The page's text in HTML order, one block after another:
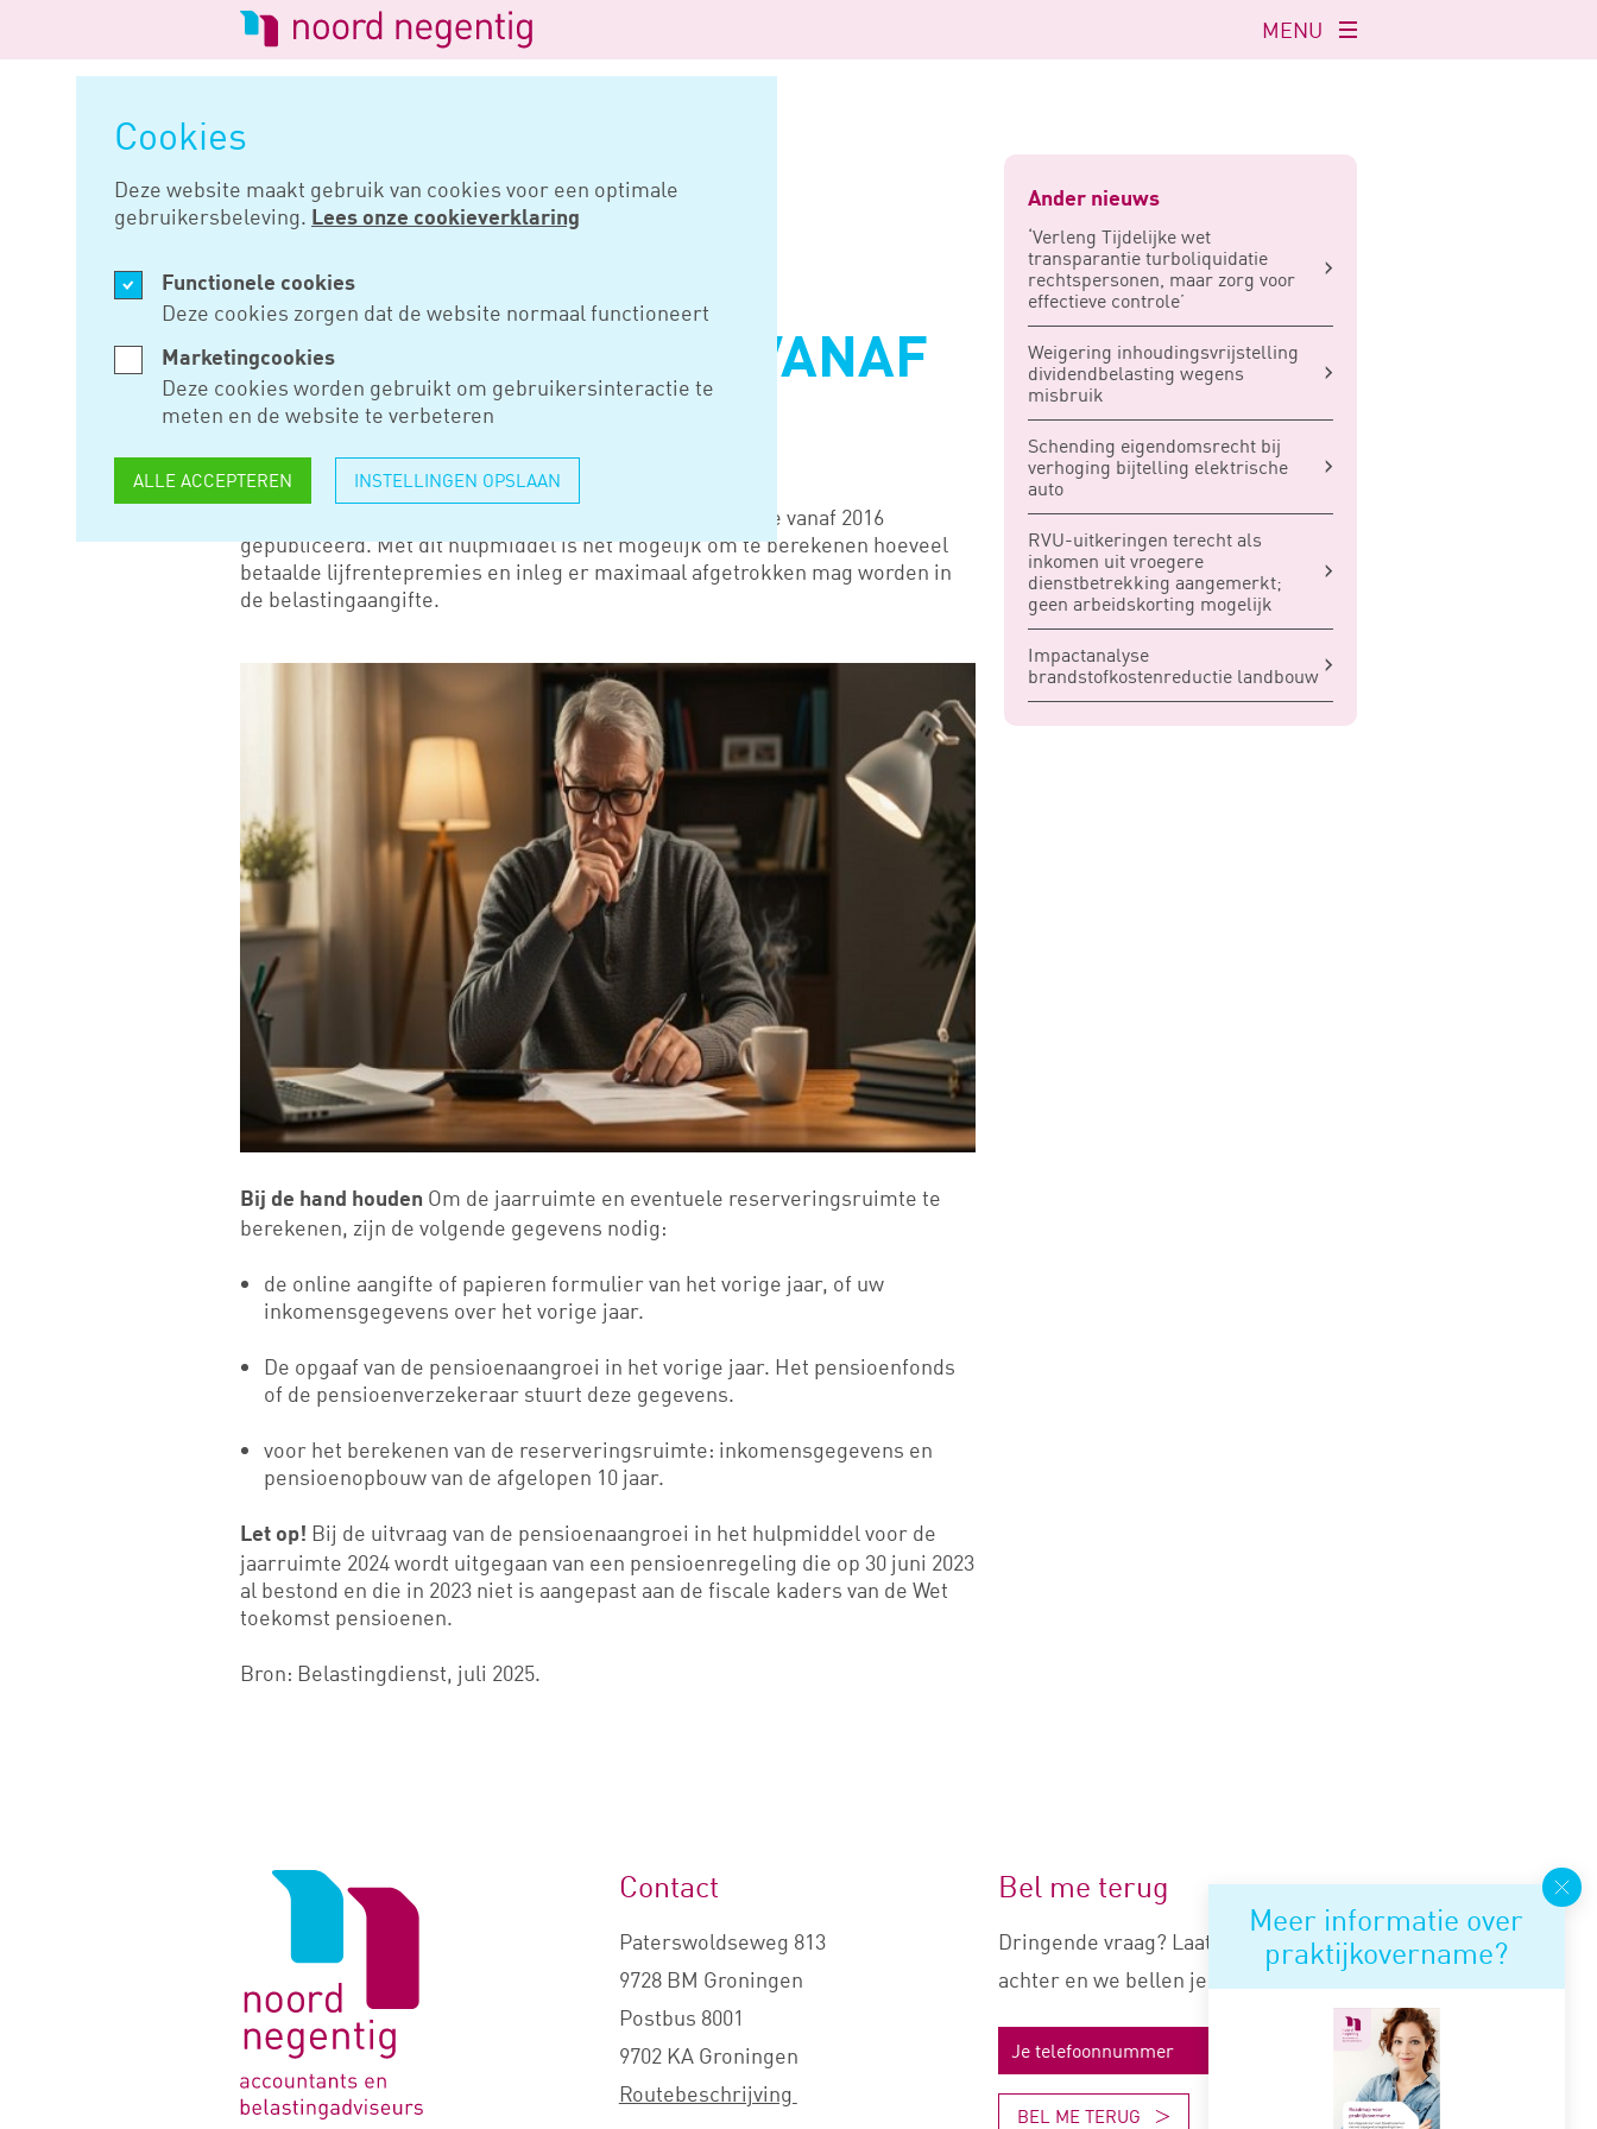
Cookies
Deze website maakt gebruik van cookies voor een optimale
gebruikersbeleving. Lees onze cookieverklaring
Functionele cookies
Deze cookies zorgen dat de website normaal functioneert
Marketingcookies
Deze cookies worden gebruikt om gebruikersinteractie te
meten en de website te verbeteren
ALLE ACCEPTEREN INSTELLINGEN OPSLAAN
Logo
van
Noord
Negentig
Navigatie
openen
MENU
JUL 23, 2025
HULPMIDDEL
LIJFRENTEPREMIE VANAF
2016
De Belastingdienst heeft een Hulpmiddel lijfrentepremie vanaf 2016
gepubliceerd. Met dit hulpmiddel is het mogelijk om te berekenen hoeveel
betaalde lijfrentepremies en inleg er maximaal afgetrokken mag worden in
de belastingaangifte.
Bij de hand houden Om de jaarruimte en eventuele reserveringsruimte te
berekenen, zijn de volgende gegevens nodig:
de online aangifte of papieren formulier van het vorige jaar, of uw
inkomensgegevens over het vorige jaar.
De opgaaf van de pensioenaangroei in het vorige jaar. Het pensioenfonds
of de pensioenverzekeraar stuurt deze gegevens.
voor het berekenen van de reserveringsruimte: inkomensgegevens en
pensioenopbouw van de afgelopen 10 jaar.
Let op! Bij de uitvraag van de pensioenaangroei in het hulpmiddel voor de
jaarruimte 2024 wordt uitgegaan van een pensioenregeling die op 30 juni 2023
al bestond en die in 2023 niet is aangepast aan de fiscale kaders van de Wet
toekomst pensioenen.
Bron: Belastingdienst, juli 2025.
Ander nieuws
‘Verleng Tijdelijke wet
transparantie turboliquidatie
rechtspersonen, maar zorg voor
effectieve controle’
Weigering inhoudingsvrijstelling
dividendbelasting wegens
misbruik
Schending eigendomsrecht bij
verhoging bijtelling elektrische
auto
RVU-uitkeringen terecht als
inkomen uit vroegere
dienstbetrekking aangemerkt;
geen arbeidskorting mogelijk
Impactanalyse
brandstofkostenreductie landbouw
Meer informatie over
praktijkovername?
Logo
Contact
Paterswoldseweg 813
9728 BM Groningen
Postbus 8001
9702 KA Groningen
Routebeschrijving
Bel me terug
Dringende vraag? Laat je nummer
achter en we bellen je snel terug.
BEL ME TERUG